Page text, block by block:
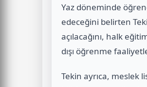
Yaz döneminde
edeceğini belirten
açılacağını, halk
dışı öğrenme
Tekin ayrıca, meslek